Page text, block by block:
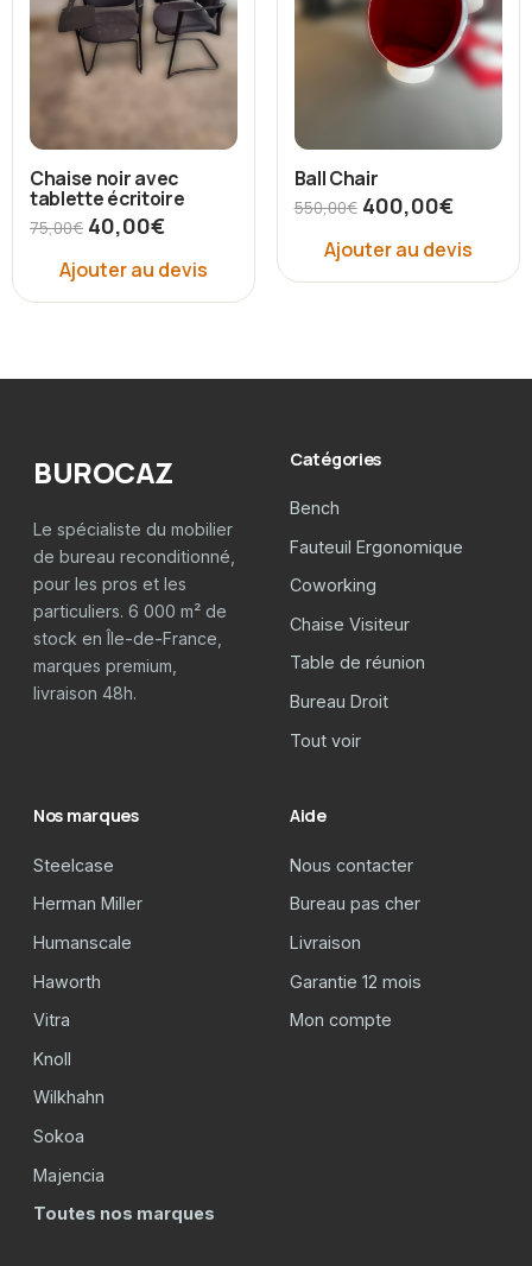
Chaise noir avec
tablette écritoire
75,00€ 40,00€
Ajouter au devis
Ball Chair
550,00€ 400,00€
Ajouter au devis
BUROCAZ
Le spécialiste du mobilier
de bureau reconditionné,
pour les pros et les
particuliers. 6 000 m² de
stock en Île-de-France,
marques premium,
livraison 48h.
Catégories
Bench
Fauteuil Ergonomique
Coworking
Chaise Visiteur
Table de réunion
Bureau Droit
Tout voir
Nos marques
Steelcase
Herman Miller
Humanscale
Haworth
Vitra
Knoll
Wilkhahn
Sokoa
Majencia
Toutes nos marques
Aide
Nous contacter
Bureau pas cher
Livraison
Garantie 12 mois
Mon compte